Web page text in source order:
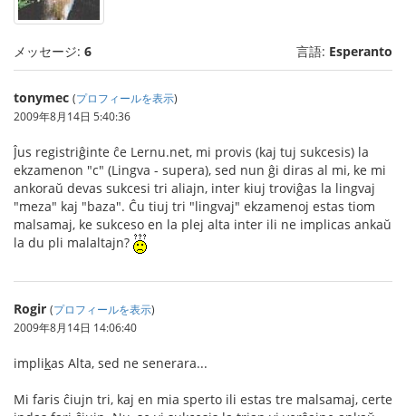
メッセージ: 6 言語: Esperanto
tonymec (プロフィールを表示)
2009年8月14日 5:40:36
Ĵus registriĝinte ĉe Lernu.net, mi provis (kaj tuj sukcesis) la
ekzamenon "c" (Lingva - supera), sed nun ĝi diras al mi, ke mi
ankoraŭ devas sukcesi tri aliajn, inter kiuj troviĝas la lingvaj
"meza" kaj "baza". Ĉu tiuj tri "lingvaj" ekzamenoj estas tiom
malsamaj, ke sukceso en la plej alta inter ili ne implicas ankaŭ
la du pli malaltajn?
Rogir (プロフィールを表示)
2009年8月14日 14:06:40
implikas Alta, sed ne senerara...
Mi faris ĉiujn tri, kaj en mia sperto ili estas tre malsamaj, certe